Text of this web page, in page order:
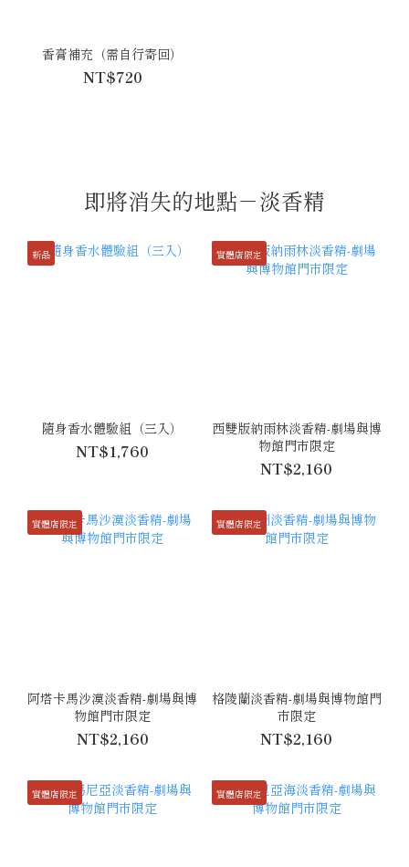
香膏補充（需自行寄回）
NT$720
即將消失的地點－淡香精
新品
隨身香水體驗組（三入）
NT$1,760
實體店限定
西雙版納雨林淡香精-劇場與博
物館門市限定
NT$2,160
實體店限定
阿塔卡馬沙漠淡香精-劇場與博
物館門市限定
NT$2,160
實體店限定
格陵蘭淡香精-劇場與博物館門
市限定
NT$2,160
實體店限定 實體店限定